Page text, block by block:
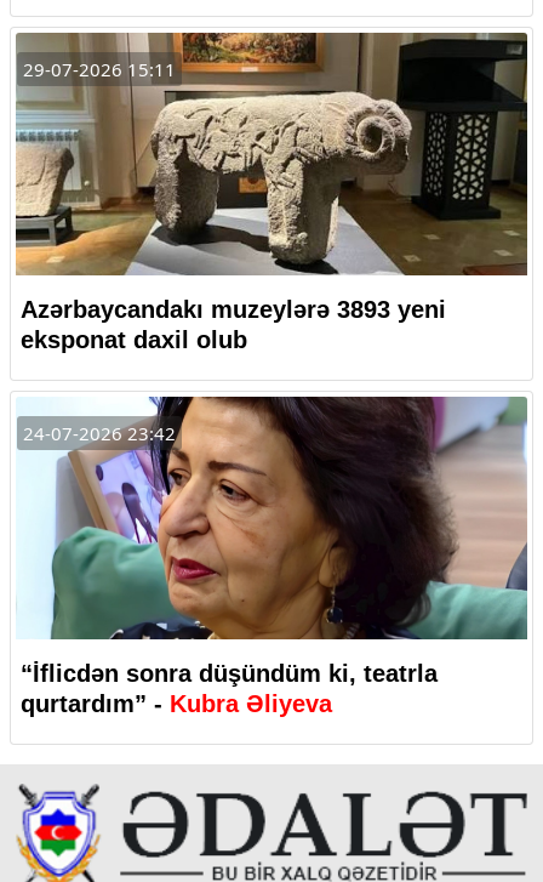
29-07-2026 15:11
Azərbaycandakı muzeylərə 3893 yeni
eksponat daxil olub
24-07-2026 23:42
“İflicdən sonra düşündüm ki, teatrla
qurtardım” - Kubra Əliyeva